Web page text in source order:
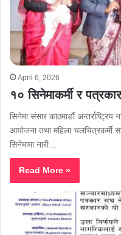
April 6, 2026
१० सिनेमाकर्मी र
सिनेमा संसार काठमाडौं
आयोजना तथा महिला चलचित्रकर्मी
सिनेमामा नारी…
Read More »